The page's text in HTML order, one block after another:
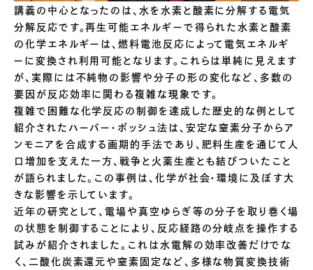
講義の中心となったのは、水を水素と酸素に分解する電気
分解反応です。再生可能エネルギーで得られた水素と酸素
の化学エネルギーは、燃料電池反応によって電気エネルギ
ーに変換され利用可能となります。これらは単純に見えます
が、実際には不純物の影響や分子の形の変化など、多数の
要因が反応効率に関わる複雑な現象です。
複雑で困難な化学反応の制御を達成した歴史的な例として
紹介されたハーバー・ボッシュ法は、安定な窒素分子からア
ンモニアを合成する画期的手法であり、肥料生産を通じて人
口増加を支えた一方、戦争と火薬生産とも結びついたこと
が語られました。この事例は、化学が社会・環境に及ぼす大
きな影響を示しています。
近年の研究として、電場や真空ゆらぎ等の分子を取り巻く場
の状態を制御することにより、反応経路の分岐点を操作する
試みが紹介されました。これは水電解の効率改善だけでな
く、二酸化炭素還元や窒素固定など、多様な物質変換技術